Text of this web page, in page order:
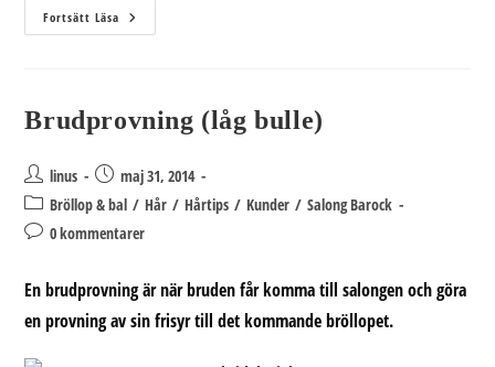
Fortsätt Läsa Musikvideo
Till
Brudprovning (låg bulle)
Inläggsförfattare:
linus
Inlägget
publicerat:
maj 31, 2014
Inläggskategori:
Bröllop & bal / Hår / Hårtips / Kunder / Salong Barock
Kommentarer
inlägget:
0 kommentarer
En brudprovning är när bruden får komma till salongen och göra
en provning av sin frisyr till det kommande bröllopet.